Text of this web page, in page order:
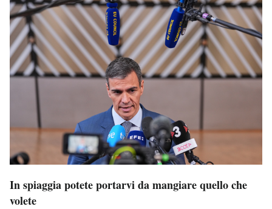
In spiaggia potete portarvi da mangiare quello che
volete